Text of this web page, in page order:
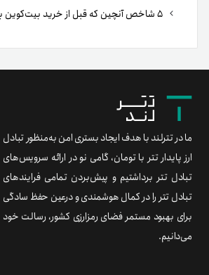
ما در تترلند با هدف ایجاد بستری امن به‌منظور تبادل
ارز پایدار تتر با تومان، گامی نو در ارائه سرویس‌های
تبادل تتر برداشتیم و پیش‌بردن تمامی فرایندهای
تبادل تتر را در کمال هوشمندی و درعین حفظ سادگی
برای بهبود مستمر فضای رمزارزی کشور، رسالت خود
می‌دانیم.